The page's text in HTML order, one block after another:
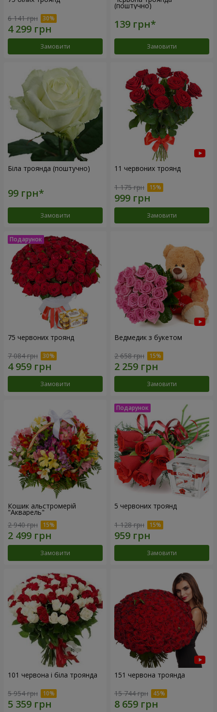
6 141 грн
Замовити
(поштучно)
Замовити
Біла троянда (поштучно)
Замовити
11 червоних троянд
1 175 грн
Замовити
75 червоних троянд
7 084 грн
Замовити
Ведмедик з букетом
2 658 грн
Замовити
Кошик альстромерій
"Акварель"
2 940 грн
Замовити
5 червоних троянд
1 128 грн
Замовити
101 червона і біла троянда
5 954 грн
151 червона троянда
15 744 грн